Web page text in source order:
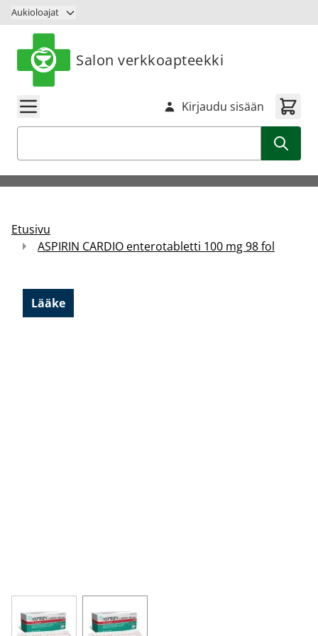
Siirry sisältöön
Aukioloajat
Salon verkkoapteekki
Kirjaudu sisään
Etusivu
ASPIRIN CARDIO enterotabletti 100 mg 98 fol
Lääke